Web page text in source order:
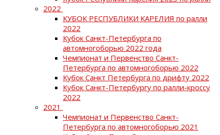
2022
КУБОК РЕСПУБЛИКИ КАРЕЛИЯ по ралли
2022
Кубок Санкт-Петербурга по
автомногоборью 2022 года
Чемпионат и Первенство Санкт-
Петербурга по автомногоборью 2022
Кубок Санкт Петербурга по дрифту 2022
Кубок Санкт-Петербургу по ралли-кроссу
2022
2021
Чемпионат и Первенство Санкт-
Петербурга по автомногоборью 2021